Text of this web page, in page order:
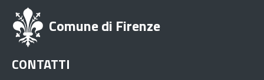
Comune di Firenze
CONTATTI